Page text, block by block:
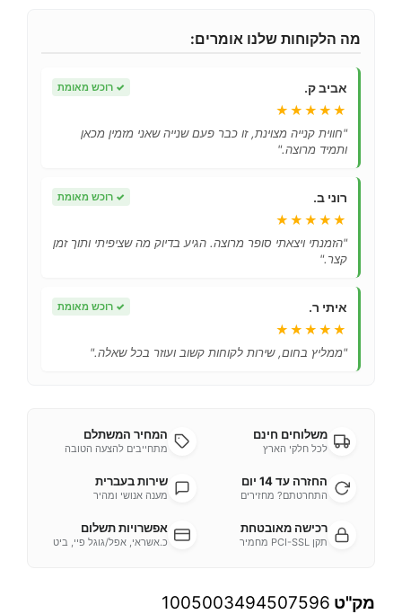
מה הלקוחות שלנו אומרים:
אביב ק. ✓ רוכש מאומת
★★★★★
"חווית קנייה מצוינת, זו כבר פעם שנייה שאני מזמין מכאן
ותמיד מרוצה."
רוני ב. ✓ רוכש מאומת
★★★★★
"הזמנתי ויצאתי סופר מרוצה. הגיע בדיוק מה שציפיתי ותוך זמן
קצר."
איתי ר. ✓ רוכש מאומת
★★★★★
"ממליץ בחום, שירות לקוחות קשוב ועוזר בכל שאלה."
משלוחים חינם
לכל חלקי הארץ
המחיר המשתלם
מתחייבים להצעה הטובה
החזרה עד 14 יום
התחרטתם? מחזירים
שירות בעברית
מענה אנושי ומהיר
רכישה מאובטחת
תקן PCI-SSL מחמיר
אפשרויות תשלום
כ.אשראי, אפל/גוגל פיי, ביט
מק"ט 1005003494507596